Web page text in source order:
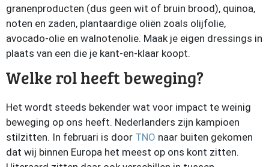
granenproducten (dus geen wit of bruin brood), quinoa,
noten en zaden, plantaardige oliën zoals olijfolie,
avocado-olie en walnotenolie. Maak je eigen dressings in
plaats van een die je kant-en-klaar koopt.
Welke rol heeft beweging?
Het wordt steeds bekender wat voor impact te weinig
beweging op ons heeft. Nederlanders zijn kampioen
stilzitten. In februari is door TNO naar buiten gekomen
dat wij binnen Europa het meest op ons kont zitten.